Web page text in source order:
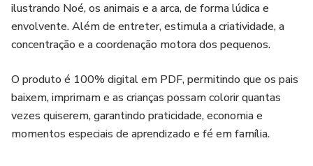
ilustrando Noé, os animais e a arca, de forma lúdica e
envolvente. Além de entreter, estimula a criatividade, a
concentração e a coordenação motora dos pequenos.
O produto é 100% digital em PDF, permitindo que os pais
baixem, imprimam e as crianças possam colorir quantas
vezes quiserem, garantindo praticidade, economia e
momentos especiais de aprendizado e fé em família.